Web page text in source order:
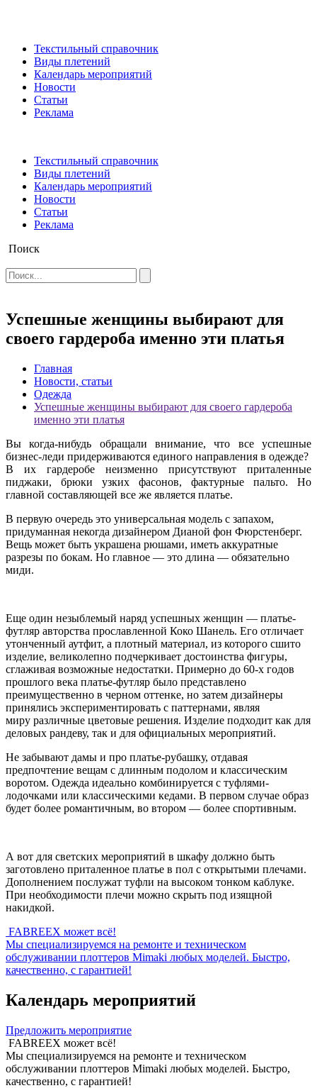
Текстильный справочник
Виды плетений
Календарь мероприятий
Новости
Статьи
Реклама
Текстильный справочник
Виды плетений
Календарь мероприятий
Новости
Статьи
Реклама
Поиск
Успешные женщины выбирают для
своего гардероба именно эти платья
Главная
Новости, статьи
Одежда
Успешные женщины выбирают для своего гардероба
именно эти платья
Вы когда-нибудь обращали внимание, что все успешные
бизнес-леди придерживаются единого направления в одежде?
В их гардеробе неизменно присутствуют приталенные
пиджаки, брюки узких фасонов, фактурные пальто. Но
главной составляющей все же является платье.
В первую очередь это универсальная модель с запахом,
придуманная некогда дизайнером Дианой фон Фюрстенберг.
Вещь может быть украшена рюшами, иметь аккуратные
разрезы по бокам. Но главное — это длина — обязательно
миди.
Еще один незыблемый наряд успешных женщин — платье-
футляр авторства прославленной Коко Шанель. Его отличает
утонченный аутфит, а плотный материал, из которого сшито
изделие, великолепно подчеркивает достоинства фигуры,
сглаживая возможные недостатки. Примерно до 60-х годов
прошлого века платье-футляр было представлено
преимущественно в черном оттенке, но затем дизайнеры
принялись экспериментировать с паттернами, являя
миру различные цветовые решения. Изделие подходит как для
деловых рандеву, так и для официальных мероприятий.
Не забывают дамы и про платье-рубашку, отдавая
предпочтение вещам с длинным подолом и классическим
воротом. Одежда идеально комбинируется с туфлями-
лодочками или классическими кедами. В первом случае образ
будет более романтичным, во втором — более спортивным.
А вот для светских мероприятий в шкафу должно быть
заготовлено приталенное платье в пол с открытыми плечами.
Дополнением послужат туфли на высоком тонком каблуке.
При необходимости плечи можно скрыть под изящной
накидкой.
FABREEX может всё!
Мы специализируемся на ремонте и техническом
обслуживании плоттеров Mimaki любых моделей. Быстро,
качественно, с гарантией!
Календарь мероприятий
Предложить мероприятие
FABREEX может всё!
Мы специализируемся на ремонте и техническом
обслуживании плоттеров Mimaki любых моделей. Быстро,
качественно, с гарантией!